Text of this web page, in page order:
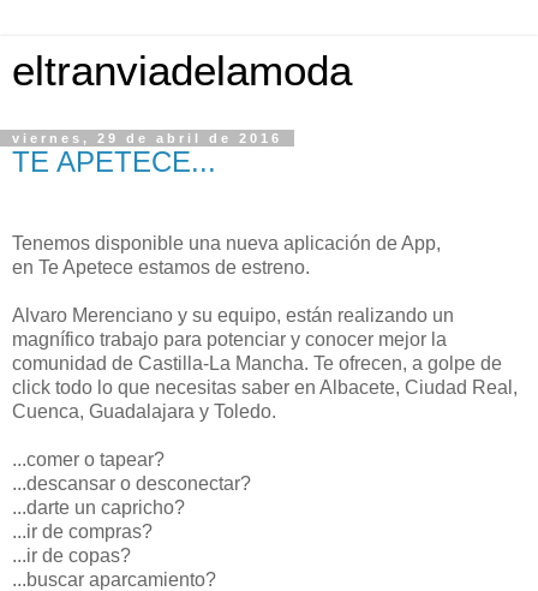
eltranviadelamoda
viernes, 29 de abril de 2016
TE APETECE...
Tenemos disponible una nueva aplicación de App,
en Te Apetece estamos de estreno.
Alvaro Merenciano y su equipo, están realizando un
magnífico trabajo para potenciar y conocer mejor la
comunidad de Castilla-La Mancha. Te ofrecen, a golpe de
click todo lo que necesitas saber en Albacete, Ciudad Real,
Cuenca, Guadalajara y Toledo.
...comer o tapear?
...descansar o desconectar?
...darte un capricho?
...ir de compras?
...ir de copas?
...buscar aparcamiento?